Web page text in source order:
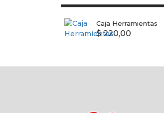
Caja Herramientas
$ 220,00